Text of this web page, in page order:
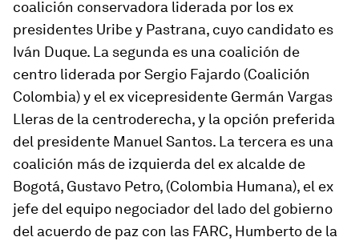
coalición conservadora liderada por los ex
presidentes Uribe y Pastrana, cuyo candidato es
Iván Duque. La segunda es una coalición de
centro liderada por Sergio Fajardo (Coalición
Colombia) y el ex vicepresidente Germán Vargas
Lleras de la centroderecha, y la opción preferida
del presidente Manuel Santos. La tercera es una
coalición más de izquierda del ex alcalde de
Bogotá, Gustavo Petro, (Colombia Humana), el ex
jefe del equipo negociador del lado del gobierno
del acuerdo de paz con las FARC, Humberto de la